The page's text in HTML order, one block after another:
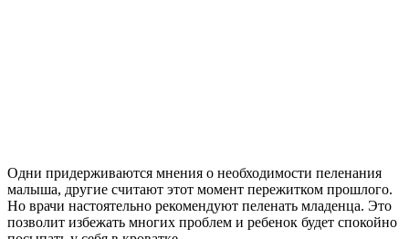
Одни придерживаются мнения о необходимости пеленания
малыша, другие считают этот момент пережитком прошлого.
Но врачи настоятельно рекомендуют пеленать младенца. Это
позволит избежать многих проблем и ребенок будет спокойно